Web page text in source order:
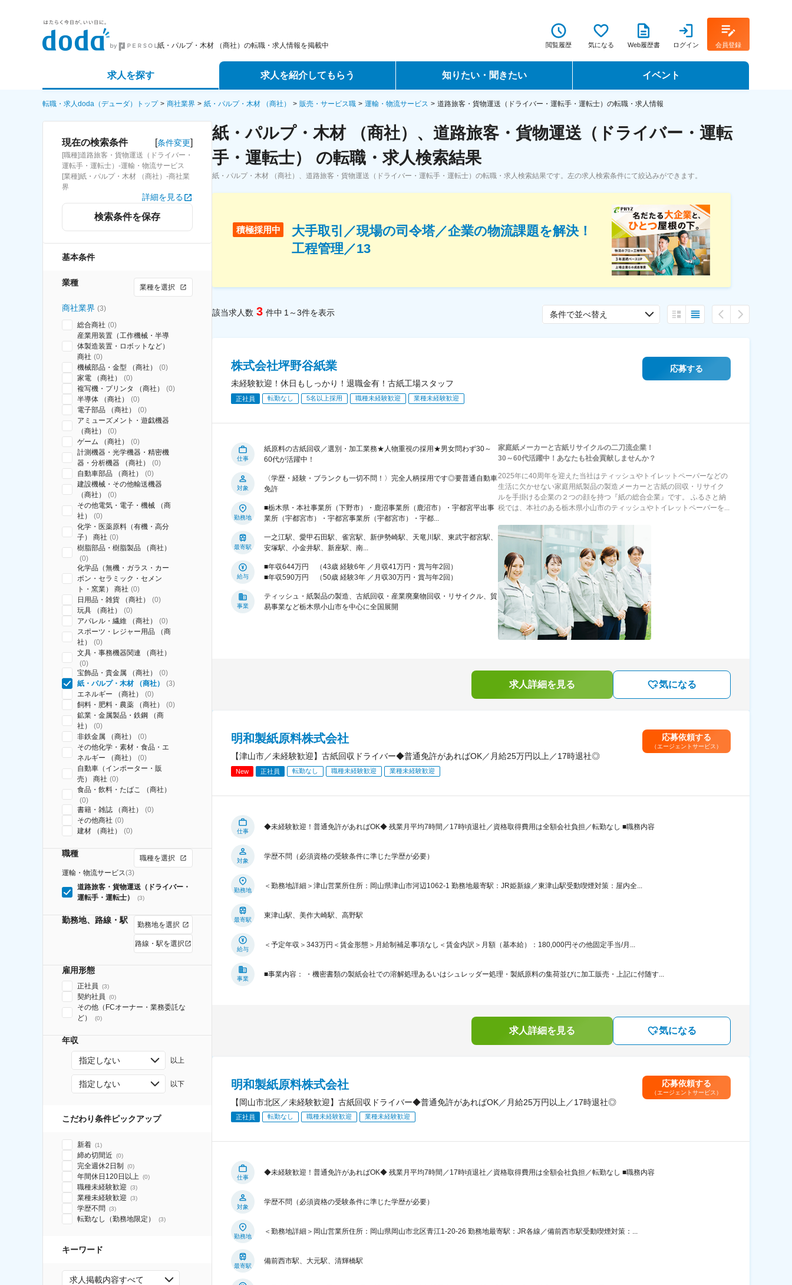
紙・パルプ・木材 （商社）の転職・求人情報を掲載中 閲覧履歴 気になる Web履歴書 ログイン 会員登録
求人を探す
詳細条件から探す
求人特集から探す
求人を紹介してもらう
エージェントサービス
スカウトサービス
パートナーエージェントサービス
知りたい・聞きたい
転職ノウハウ
データで見る転職
コラム・インタビュー
イベント
転職イベント・転職セミナー
転職フェア
転職・求人doda（デューダ）トップ 商社業界 紙・パルプ・木材 （商社） 販売・サービス職 運輸・物流サービス 道路旅客・貨物運送（ドライバー・運転手・運転士）の転職・求人情報
現在の検索条件 [条件変更]
[職種]道路旅客・貨物運送（ドライバー・
運転手・運転士）-運輸・物流サービス
[業種]紙・パルプ・木材 （商社）-商社業
界
詳細を見る
検索条件を保存
基本条件
業種 業種を選択
商社業界 (3)
総合商社 (0)
産業用装置（工作機械・半導
体製造装置・ロボットなど）
商社 (0)
機械部品・金型 （商社）
(0)
家電 （商社）
(0)
複写機・プリンタ （商社）
(0)
半導体 （商社）
(0)
電子部品 （商社）
(0)
アミューズメント・遊戯機器
（商社）
(0)
ゲーム （商社）
(0)
計測機器・光学機器・精密機
器・分析機器 （商社）
(0)
自動車部品 （商社）
(0)
建設機械・その他輸送機器
（商社）
(0)
その他電気・電子・機械 （商
社）
(0)
化学・医薬原料（有機・高分
子） 商社 (0)
樹脂部品・樹脂製品 （商社）
(0)
化学品（無機・ガラス・カー
ボン・セラミック・セメン
ト・窯業） 商社 (0)
日用品・雑貨 （商社）
(0)
玩具 （商社）
(0)
アパレル・繊維 （商社）
(0)
スポーツ・レジャー用品 （商
社）
(0)
文具・事務機器関連 （商社）
(0)
宝飾品・貴金属 （商社）
(0)
紙・パルプ・木材 （商社）
(3)
エネルギー （商社）
(0)
飼料・肥料・農薬 （商社）
(0)
鉱業・金属製品・鉄鋼 （商
社）
(0)
非鉄金属 （商社）
(0)
その他化学・素材・食品・エ
ネルギー （商社）
(0)
自動車（インポーター・販
売） 商社 (0)
食品・飲料・たばこ （商社）
(0)
書籍・雑誌 （商社）
(0)
その他商社 (0)
建材 （商社）
(0)
職種
職種を選択
運輸・物流サービス(3)
道路旅客・貨物運送（ドライバー・
運転手・運転士）
(3)
勤務地、路線・駅 勤務地を選択
路線・駅を選択
雇用形態
正社員 (3)
契約社員 (0)
その他（FCオーナー・業務委託な
ど）
(0)
年収
指定しない 以上
指定しない 以下
こだわり条件ピックアップ
新着 (1)
締め切間近 (0)
完全週休2日制 (0)
年間休日120日以上 (0)
職種未経験歓迎 (3)
業種未経験歓迎 (3)
学歴不問 (3)
転勤なし（勤務地限定） (3)
キーワード
求人掲載内容すべて
紙・パルプ・木材 （商社）、道路旅客・貨物運送（ドライバー・運転
手・運転士） の転職・求人検索結果
紙・パルプ・木材 （商社）、道路旅客・貨物運送（ドライバー・運転手・運転士）の転職・求人検索結果です。左の求人検索条件にて絞込みができます。
積極採用中
大手取引／現場の司令塔／企業の物流課題を解決！
工程管理／13
該当求人数 3 件中 1～3件を表示 条件で並べ替え
株式会社坪野谷紙業
未経験歓迎！休日もしっかり！退職金有！古紙工場スタッフ
正社員 転勤なし 5名以上採用 職種未経験歓迎 業種未経験歓迎
応募する
仕事
紙原料の古紙回収／選別・加工業務★人物重視の採用★男女問わず30～
60代が活躍中！
対象
〈学歴・経験・ブランクも一切不問！〉完全人柄採用です◎要普通自動車
免許
勤務地
■栃木県・本社事業所（下野市）・鹿沼事業所（鹿沼市）・宇都宮平出事
業所（宇都宮市）・宇都宮事業所（宇都宮市）・宇都...
最寄駅
一之江駅、愛甲石田駅、雀宮駅、新伊勢崎駅、天竜川駅、東武宇都宮駅、
安塚駅、小金井駅、新座駅、南...
給与
■年収644万円 （43歳 経験6年 ／月収41万円・賞与年2回）
■年収590万円 （50歳 経験3年 ／月収30万円・賞与年2回）
事業
ティッシュ・紙製品の製造、古紙回収・産業廃棄物回収・リサイクル、貿
易事業など栃木県小山市を中心に全国展開
家庭紙メーカーと古紙リサイクルの二刀流企業！
30～60代活躍中！あなたも社会貢献しませんか？
2025年に40周年を迎えた当社はティッシュやトイレットペーパーなどの
生活に欠かせない家庭用紙製品の製造メーカーと古紙の回収・リサイク
ルを手掛ける企業の２つの顔を持つ『紙の総合企業』です。 ふるさと納
税では、本社のある栃木県小山市のティッシュやトイレットペーパーを...
求人詳細を見る 気になる
明和製紙原料株式会社
【津山市／未経験歓迎】古紙回収ドライバー◆普通免許があればOK／月給25万円以上／17時退社◎
New 正社員 転勤なし 職種未経験歓迎 業種未経験歓迎
応募依頼する
（エージェントサービス）
仕事
◆未経験歓迎！普通免許があればOK◆ 残業月平均7時間／17時頃退社／資格取得費用は全額会社負担／転勤なし ■職務内容
対象
学歴不問（必須資格の受験条件に準じた学歴が必要）
勤務地
＜勤務地詳細＞津山営業所住所：岡山県津山市河辺1062-1 勤務地最寄駅：JR姫新線／東津山駅受動喫煙対策：屋内全...
最寄駅
東津山駅、美作大崎駅、高野駅
給与
＜予定年収＞343万円＜賃金形態＞月給制補足事項なし＜賃金内訳＞月額（基本給）：180,000円その他固定手当/月...
事業
■事業内容： ・機密書類の製紙会社での溶解処理あるいはシュレッダー処理・製紙原料の集荷並びに加工販売・上記に付随す...
求人詳細を見る 気になる
明和製紙原料株式会社
【岡山市北区／未経験歓迎】古紙回収ドライバー◆普通免許があればOK／月給25万円以上／17時退社◎
正社員 転勤なし 職種未経験歓迎 業種未経験歓迎
応募依頼する
（エージェントサービス）
仕事
◆未経験歓迎！普通免許があればOK◆ 残業月平均7時間／17時頃退社／資格取得費用は全額会社負担／転勤なし ■職務内容
対象
学歴不問（必須資格の受験条件に準じた学歴が必要）
勤務地
＜勤務地詳細＞岡山営業所住所：岡山県岡山市北区青江1-20-26 勤務地最寄駅：JR各線／備前西市駅受動喫煙対策：...
最寄駅
備前西市駅、大元駅、清輝橋駅